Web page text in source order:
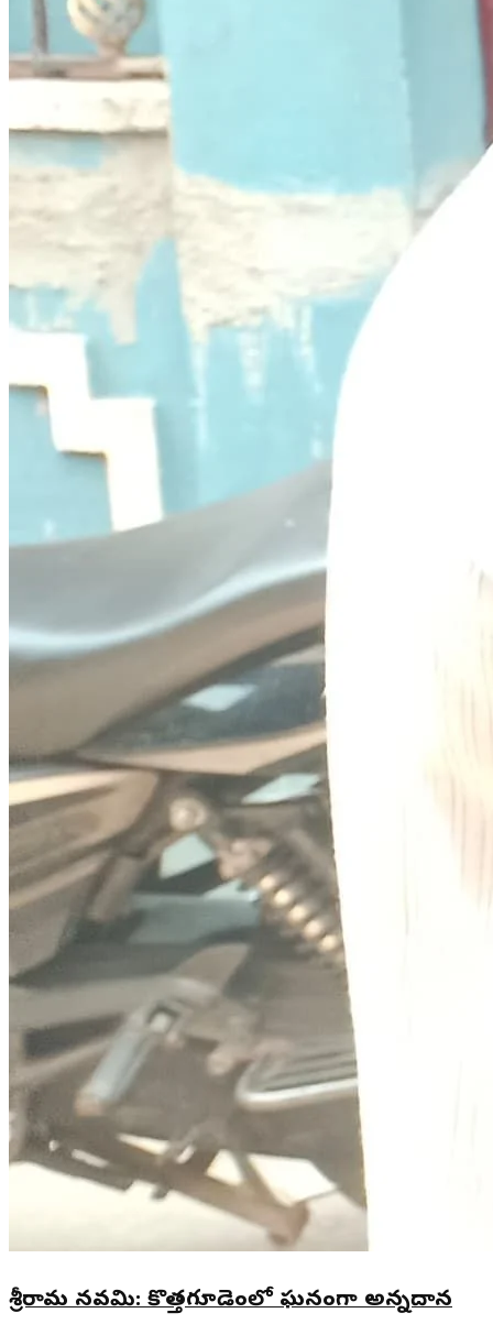
శ్రీరామ నవమి: కొత్తగూడెంలో ఘనంగా అన్నదాన